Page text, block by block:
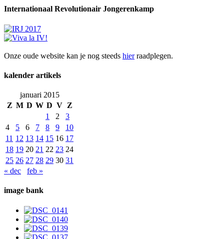
Internationaal Revolutionair Jongerenkamp
Onze oude website kan je nog steeds hierraadplegen.
kalender artikels
januari 2015
Z M D W D V Z
1
2
3
4
5 6 7 8 9
10
11 12 13 14 15 16 17
18 19 20 21 22 23 24
25 26 27 28 29 30 31
« dec
feb »
image bank